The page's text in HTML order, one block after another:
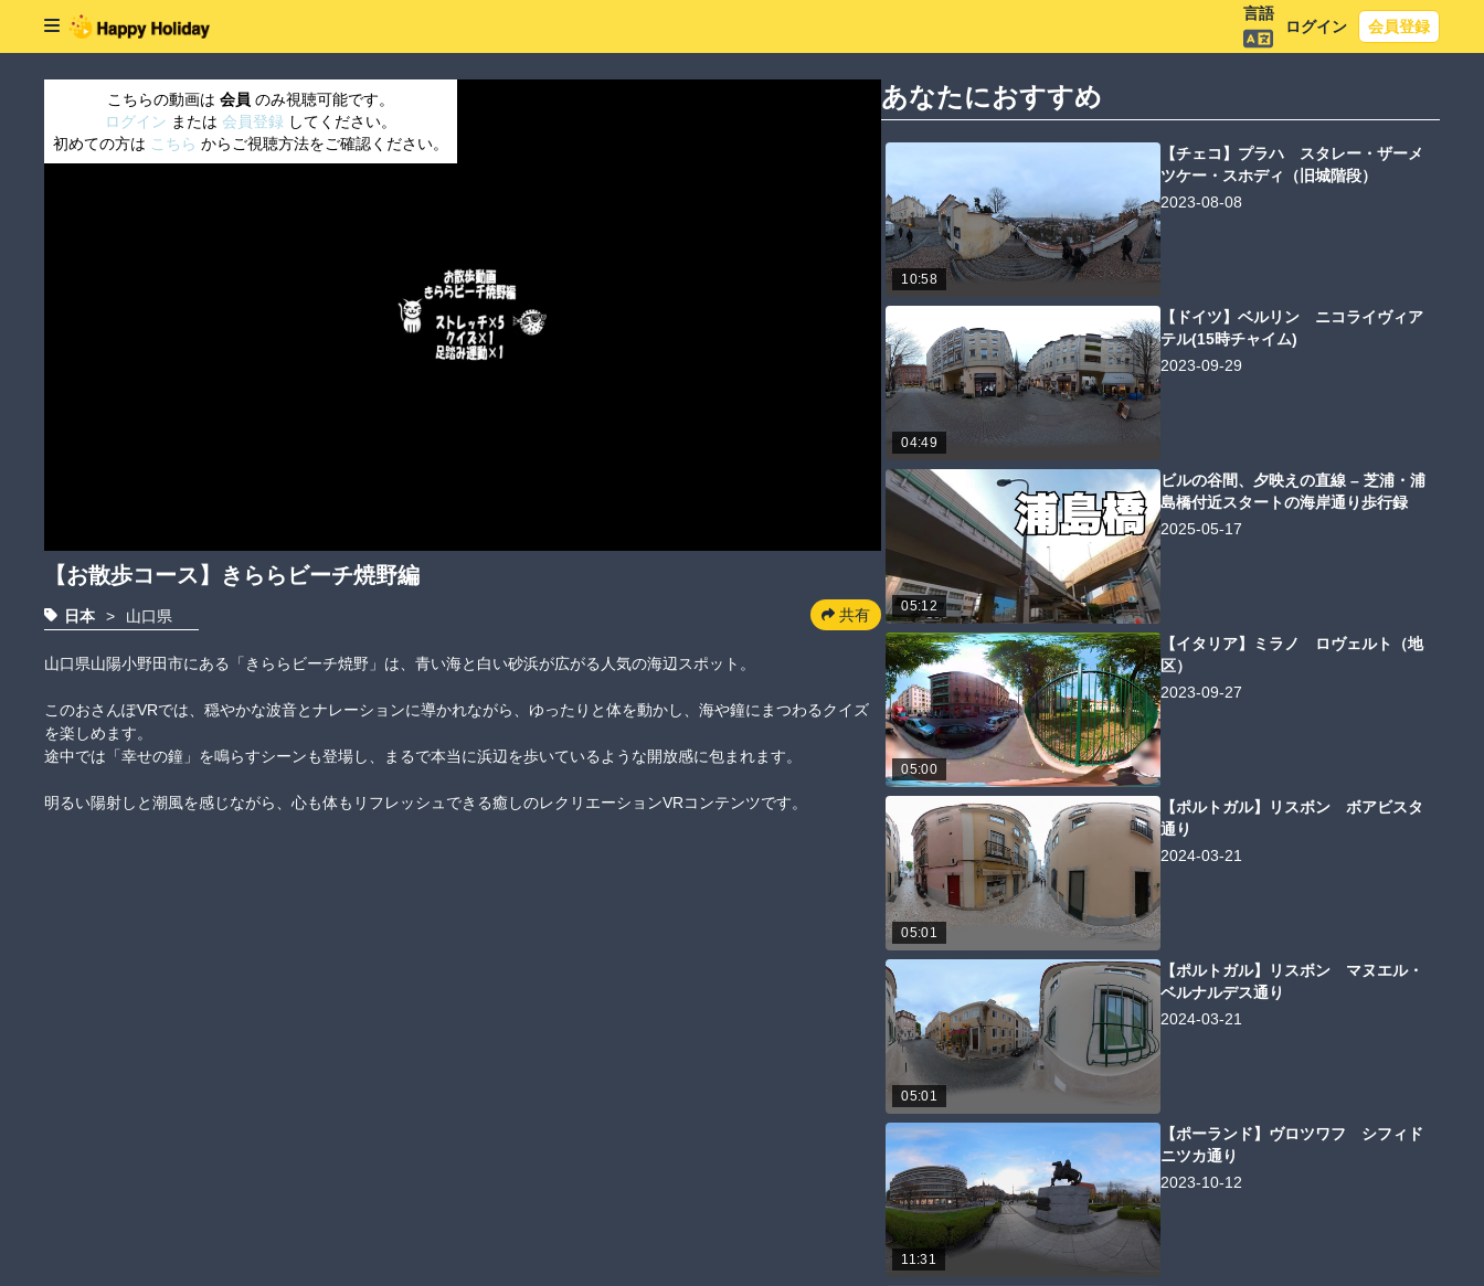
言語
ログイン 会員登録
こちらの動画は 会員 のみ視聴可能です。
ログイン または 会員登録 してください。
初めての方は こちら からご視聴方法をご確認ください。
【お散歩コース】きららビーチ焼野編
日本 > 山口県 共有
山口県山陽小野田市にある「きららビーチ焼野」は、青い海と白い砂浜が広がる人気の海辺スポット。
このおさんぽVRでは、穏やかな波音とナレーションに導かれながら、ゆったりと体を動かし、海や鐘にまつわるクイズ
を楽しめます。
途中では「幸せの鐘」を鳴らすシーンも登場し、まるで本当に浜辺を歩いているような開放感に包まれます。
明るい陽射しと潮風を感じながら、心も体もリフレッシュできる癒しのレクリエーションVRコンテンツです。
あなたにおすすめ
10:58
【チェコ】プラハ スタレー・ザーメ
ツケー・スホディ（旧城階段）
2023-08-08
04:49
【ドイツ】ベルリン ニコライヴィア
テル(15時チャイム)
2023-09-29
05:12
ビルの谷間、夕映えの直線 – 芝浦・浦
島橋付近スタートの海岸通り歩行録
2025-05-17
05:00
【イタリア】ミラノ ロヴェルト（地
区）
2023-09-27
05:01
【ポルトガル】リスボン ボアビスタ
通り
2024-03-21
05:01
【ポルトガル】リスボン マヌエル・
ベルナルデス通り
2024-03-21
11:31
【ポーランド】ヴロツワフ シフィド
ニツカ通り
2023-10-12